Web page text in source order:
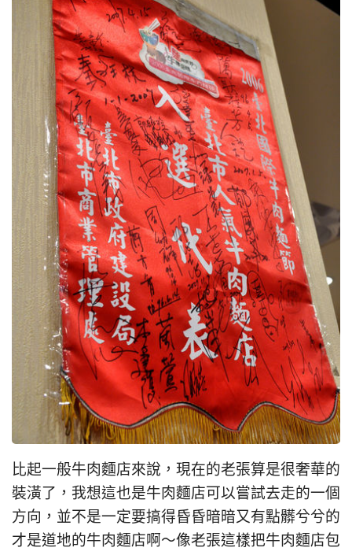
比起一般牛肉麵店來說，現在的老張算是很奢華的
裝潢了，我想這也是牛肉麵店可以嘗試去走的一個
方向，並不是一定要搞得昏昏暗暗又有點髒兮兮的
才是道地的牛肉麵店啊～像老張這樣把牛肉麵店包